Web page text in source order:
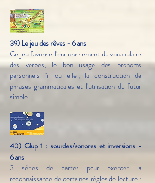
39) Le jeu des rêves - 6 ans
Ce jeu favorise l'enrichissement du vocabulaire
des verbes, le bon usage des pronoms
personnels "il ou elle", la construction de
phrases grammaticales et l'utilisation du futur
simple.
40) Glup 1 : sourdes/sonores et inversions -
6 ans
3 séries de cartes pour exercer la
reconnaissance de certaines règles de lecture :